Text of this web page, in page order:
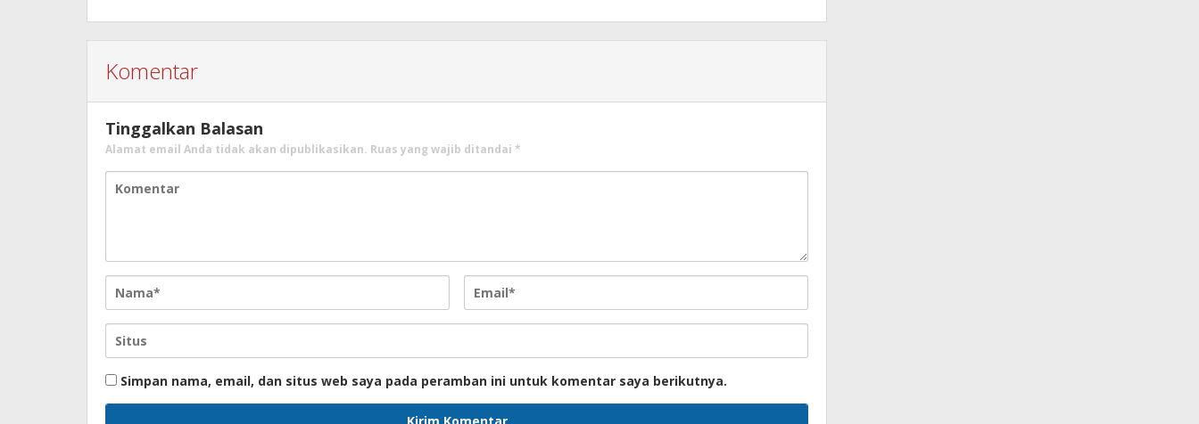
Komentar
Tinggalkan Balasan
Alamat email Anda tidak akan dipublikasikan. Ruas yang wajib ditandai *
Simpan nama, email, dan situs web saya pada peramban ini untuk komentar saya berikutnya.